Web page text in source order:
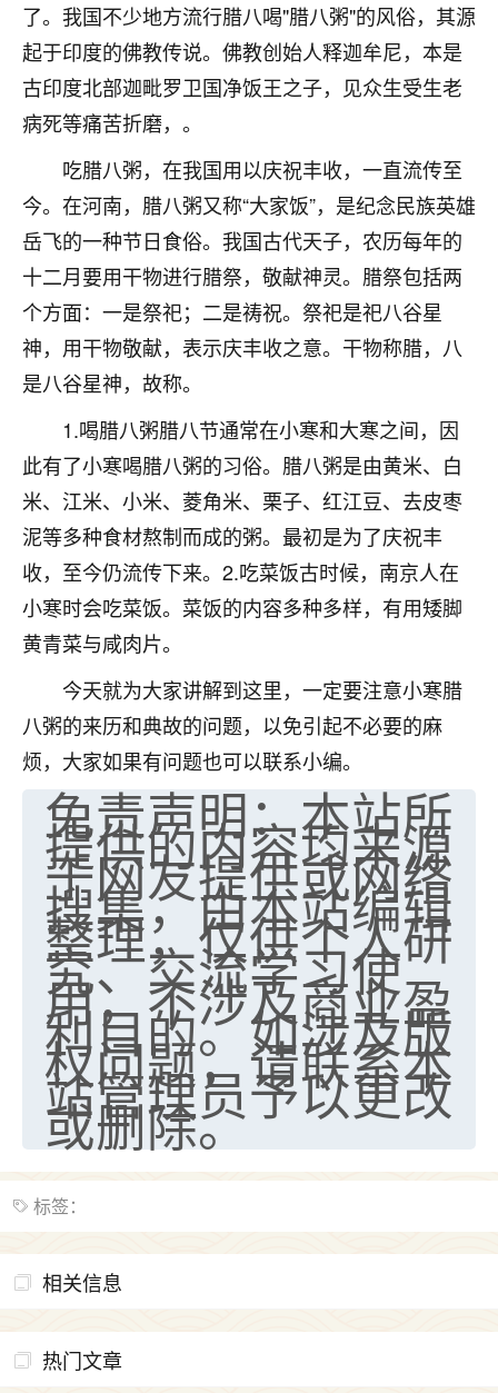
了。我国不少地方流行腊八喝"腊八粥"的风俗，其源
起于印度的佛教传说。佛教创始人释迦牟尼，本是
古印度北部迦毗罗卫国净饭王之子，见众生受生老
病死等痛苦折磨，。
吃腊八粥，在我国用以庆祝丰收，一直流传至
今。在河南，腊八粥又称“大家饭”，是纪念民族英雄
岳飞的一种节日食俗。我国古代天子，农历每年的
十二月要用干物进行腊祭，敬献神灵。腊祭包括两
个方面：一是祭祀；二是祷祝。祭祀是祀八谷星
神，用干物敬献，表示庆丰收之意。干物称腊，八
是八谷星神，故称。
1.喝腊八粥腊八节通常在小寒和大寒之间，因
此有了小寒喝腊八粥的习俗。腊八粥是由黄米、白
米、江米、小米、菱角米、栗子、红江豆、去皮枣
泥等多种食材熬制而成的粥。最初是为了庆祝丰
收，至今仍流传下来。2.吃菜饭古时候，南京人在
小寒时会吃菜饭。菜饭的内容多种多样，有用矮脚
黄青菜与咸肉片。
今天就为大家讲解到这里，一定要注意小寒腊
八粥的来历和典故的问题，以免引起不必要的麻
烦，大家如果有问题也可以联系小编。
免责声明：本站所
提供的内容均来源
于网友提供或网络
搜集，由本站编辑
整理，仅供个人研
究、交流学习使
用，不涉及商业盈
利目的。如涉及版
权问题，请联系本
站管理员予以更改
或删除。
标签：
相关信息
热门文章
金白水清
我也想找老师看看，有没有人给个联系方式的啊？
鹿森：慧来老师微信：gjsy0624
1天前 来自江西
青春168
我也想要，我也想要！
2天前 来自山西 15
Jessica李
老师做不做超度法事？我想给我奶奶做超度，她今年
刚去世了。
七零老顽童：我母亲前年离世，刚开始我经常
做梦梦见她，后来也是朋友介绍，找到慧来老
师，安排了超度法事，做梦再也没有梦到过
了，一开始是半信半疑的，图个心安，给亡母
超度，现在看来，人不信也不行。
2天前 来自云南 11
优秀的张同学
2天前 来自山西 15